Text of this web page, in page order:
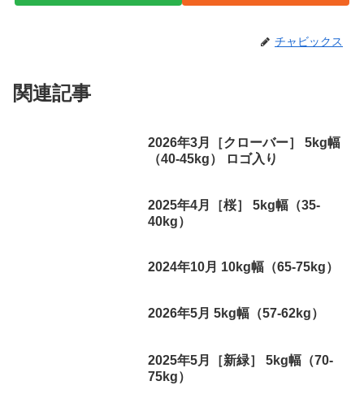
チャビックス
関連記事
2026年3月［クローバー］ 5kg幅
（40-45kg） ロゴ入り
2025年4月［桜］ 5kg幅（35-
40kg）
2024年10月 10kg幅（65-75kg）
2026年5月 5kg幅（57-62kg）
2025年5月［新緑］ 5kg幅（70-
75kg）